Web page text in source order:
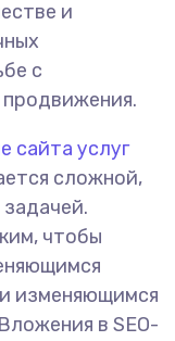
и
с
сайта услуг
сложной,
чтобы
изменяющимся
в SEO-